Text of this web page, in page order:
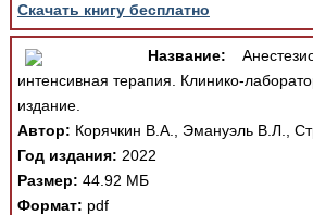
Скачать книгу бесплатно
Название:
интенсивная терапия. Клинико-
издание.
Автор: Корячкин В.А., Эмануэль В.Л.,
Год издания: 2022
Размер: 44.92 МБ
Формат: pdf